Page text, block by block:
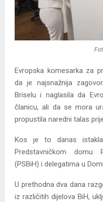
Evropska komesarka za
da je najsnažnija
Briselu i naglasila da
članicu, ali da se mora
propustila naredni talas
Kos je to danas
Predstavničkom domu
(PSBiH) i delegatima u
U prethodna dva dana
iz različitih dijelova BiH,